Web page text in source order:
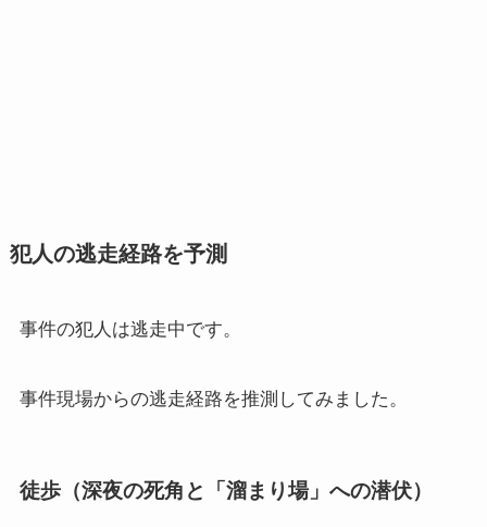
犯人の逃走経路を予測
事件の犯人は逃走中です。
事件現場からの逃走経路を推測してみました。
徒歩（深夜の死角と「溜まり場」への潜伏）